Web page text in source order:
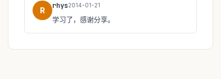
R rhys2014-01-21
学习了，感谢分享。